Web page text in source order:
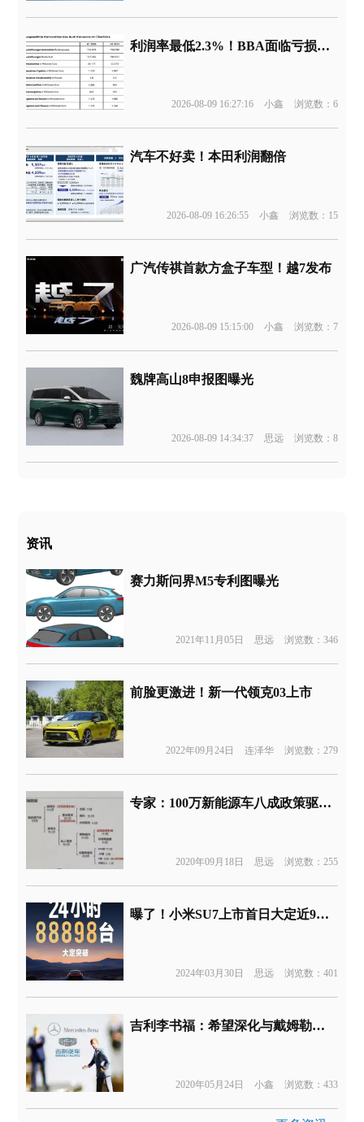
利润率最低2.3%！BBA面临亏损边缘
2026-08-09 16:27:16 小鑫 浏览数：6
汽车不好卖！本田利润翻倍
2026-08-09 16:26:55 小鑫 浏览数：15
广汽传祺首款方盒子车型！越7发布
2026-08-09 15:15:00 小鑫 浏览数：7
魏牌高山8申报图曝光
2026-08-09 14:34:37 思远 浏览数：8
资讯
赛力斯问界M5专利图曝光
2021年11月05日 思远 浏览数：346
前脸更激进！新一代领克03上市
2022年09月24日 连泽华 浏览数：279
专家：100万新能源车八成政策驱动，一旦撤消影响巨大
2020年09月18日 思远 浏览数：255
曝了！小米SU7上市首日大定近9万台
2024年03月30日 思远 浏览数：401
吉利李书福：希望深化与戴姆勒集团的合作关系
2020年05月24日 小鑫 浏览数：433